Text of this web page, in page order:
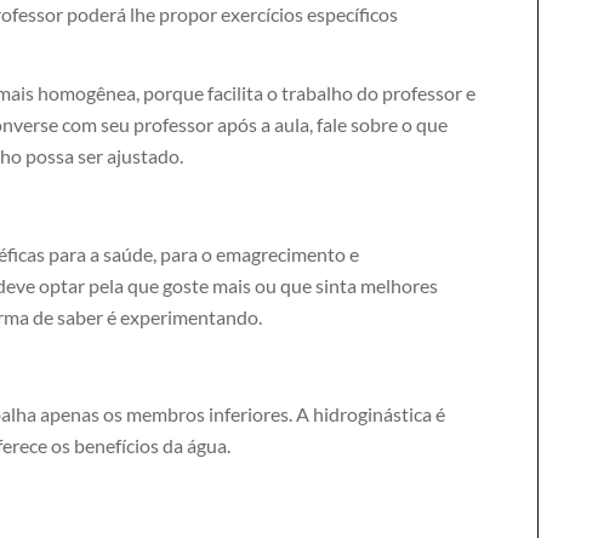
poderá lhe propor exercícios específicos
homogênea, porque facilita o trabalho do professor e
com seu professor após a aula, fale sobre o que
possa ser ajustado.
para a saúde, para o emagrecimento e
optar pela que goste mais ou que sinta melhores
de saber é experimentando.
apenas os membros inferiores. A hidroginástica é
os benefícios da água.